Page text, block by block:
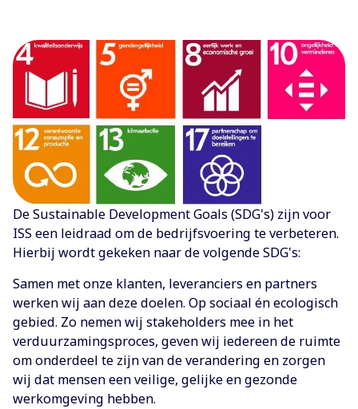
De Sustainable Development Goals (SDG's) zijn voor
ISS een leidraad om de bedrijfsvoering te verbeteren.
Hierbij wordt gekeken naar de volgende SDG's:
Samen met onze klanten, leveranciers en partners
werken wij aan deze doelen. Op sociaal én ecologisch
gebied. Zo nemen wij stakeholders mee in het
verduurzamingsproces, geven wij iedereen de ruimte
om onderdeel te zijn van de verandering en zorgen
wij dat mensen een veilige, gelijke en gezonde
werkomgeving hebben.